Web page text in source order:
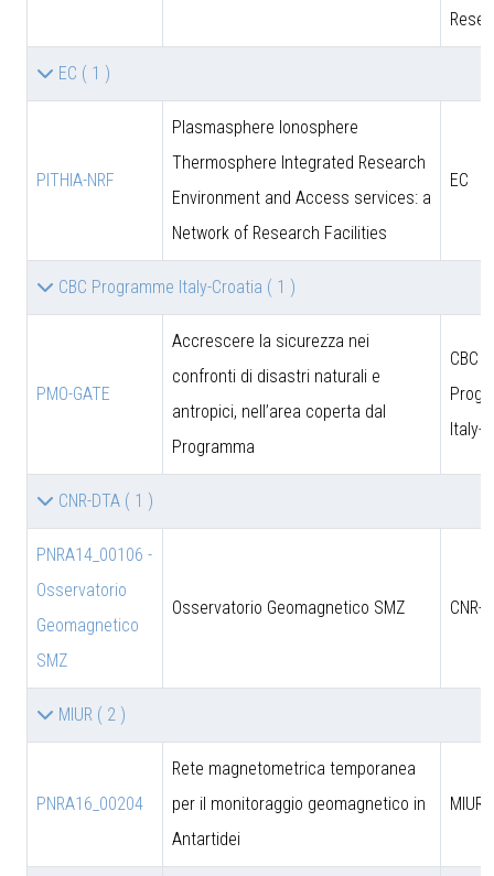
EC ( 1 )
PITHIA-NRF
Plasmasphere Ionosphere
Thermosphere Integrated Research
Environment and Access services: a
Network of Research Facilities
EC
CBC Programme Italy-Croatia ( 1 )
PMO-GATE
Accrescere la sicurezza nei
confronti di disastri naturali e
antropici, nell’area coperta dal
Programma
CBC
Italy-
CNR-DTA ( 1 )
PNRA14_00106 -
Osservatorio
Geomagnetico
SMZ
Osservatorio Geomagnetico SMZ CNR-
MIUR ( 2 )
PNRA16_00204
Rete magnetometrica temporanea
per il monitoraggio geomagnetico in
Antartidei
MIUR